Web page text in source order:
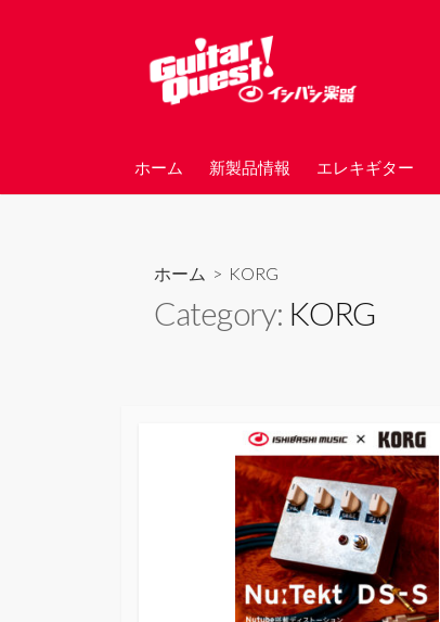
ホーム 新製品情報 エレキギター
ホーム > KORG
Category: KORG